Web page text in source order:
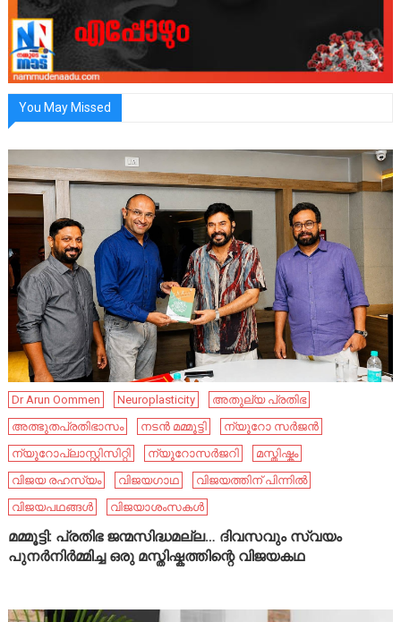
You May Missed
Dr Arun Oommen Neuroplasticity
അതുല്യ പ്രതിഭ
അത്ഭുതപ്രതിഭാസം
നടൻ മമ്മൂട്ടി
ന്യൂറോ സർജൻ
ന്യൂറോപ്ലാസ്റ്റിസിറ്റി
ന്യൂറോസർജറി
മസ്തിഷ്കം
വിജയ രഹസ്യം
വിജയഗാഥ
വിജയത്തിന് പിന്നിൽ
വിജയപഥങ്ങൾ
വിജയാശംസകൾ
മമ്മൂട്ടി: പ്രതിഭ ജന്മസിദ്ധമല്ല… ദിവസവും സ്വയം
പുനർനിർമ്മിച്ച ഒരു മസ്തിഷ്കത്തിന്റെ വിജയകഥ